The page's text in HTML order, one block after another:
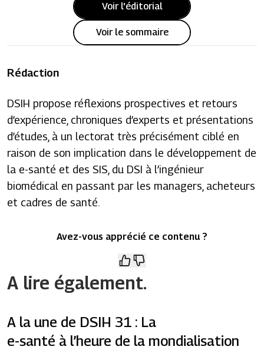
Voir l'éditorial
Voir le sommaire
Rédaction
DSIH propose réflexions prospectives et retours
d’expérience, chroniques d’experts et présentations
d’études, à un lectorat très précisément ciblé en
raison de son implication dans le développement de
la e-santé et des SIS, du DSI à l’ingénieur
biomédical en passant par les managers, acheteurs
et cadres de santé.
Avez-vous apprécié ce contenu ?
A lire également.
A la une de DSIH 31 : La
e-santé à l’heure de la mondialisation